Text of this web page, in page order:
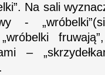
Na sali
-
„wróbelki
–